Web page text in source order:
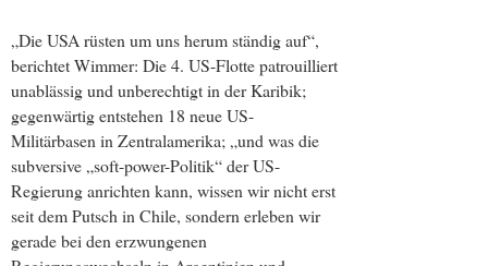
„Die USA rüsten um uns herum ständig auf“,
berichtet Wimmer: Die 4. US-Flotte patrouilliert
unablässig und unberechtigt in der Karibik;
gegenwärtig entstehen 18 neue US-
Militärbasen in Zentralamerika; „und was die
subversive „soft-power-Politik“ der US-
Regierung anrichten kann, wissen wir nicht erst
seit dem Putsch in Chile, sondern erleben wir
gerade bei den erzwungenen